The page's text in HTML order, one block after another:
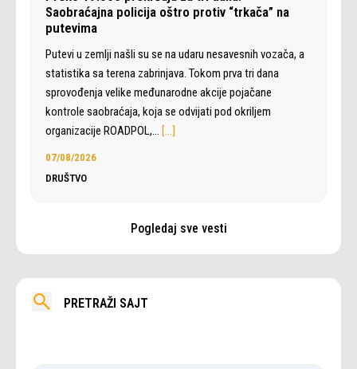
Saobraćajna policija oštro protiv “trkača” na
putevima
Putevi u zemlji našli su se na udaru nesavesnih vozača, a
statistika sa terena zabrinjava. Tokom prva tri dana
sprovođenja velike međunarodne akcije pojačane
kontrole saobraćaja, koja se odvijati pod okriljem
organizacije ROADPOL,… […]
07/08/2026
DRUŠTVO
Pogledaj sve vesti
PRETRAŽI SAJT